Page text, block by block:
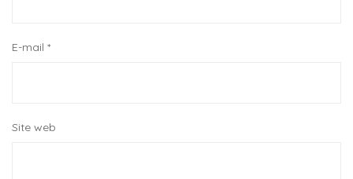
E-mail *
Site web